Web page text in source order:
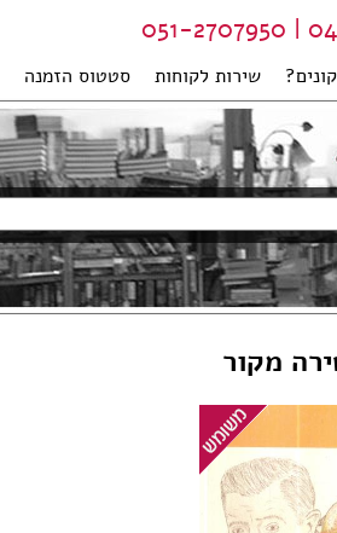
שירות לקוחות סטטוס הזמנה
04-
מקור